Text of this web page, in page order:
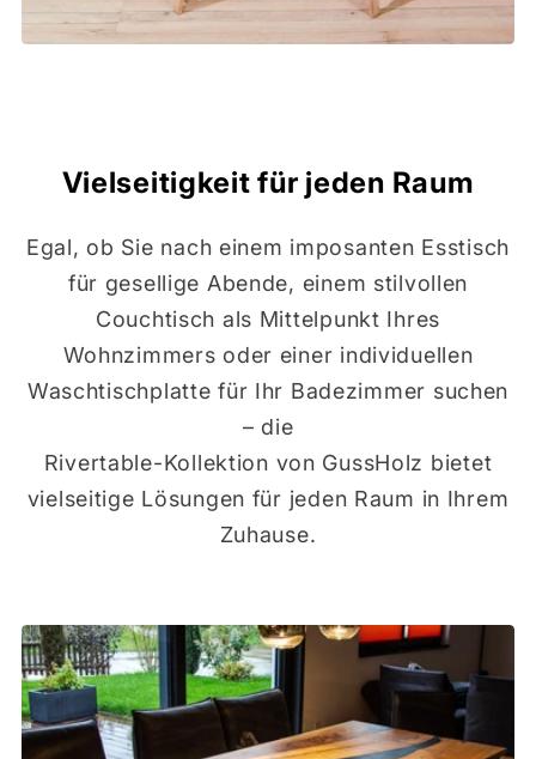
Vielseitigkeit für jeden Raum
Egal, ob Sie nach einem imposanten Esstisch
für gesellige Abende, einem stilvollen
Couchtisch als Mittelpunkt Ihres
Wohnzimmers oder einer individuellen
Waschtischplatte für Ihr Badezimmer suchen
– die
Rivertable-Kollektion von GussHolz bietet
vielseitige Lösungen für jeden Raum in Ihrem
Zuhause.